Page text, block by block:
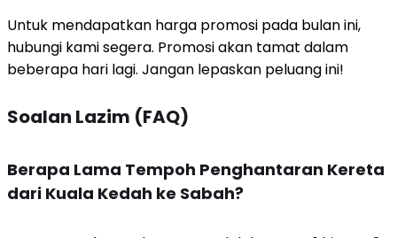
Untuk mendapatkan harga promosi pada bulan ini,
hubungi kami segera. Promosi akan tamat dalam
beberapa hari lagi. Jangan lepaskan peluang ini!
Soalan Lazim (FAQ)
Berapa Lama Tempoh Penghantaran Kereta
dari Kuala Kedah ke Sabah?